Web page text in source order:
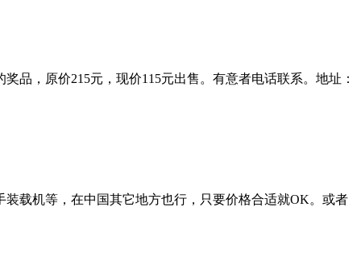
品，原价215元，现价115元出售。有意者电话联系。地址：
载机等，在中国其它地方也行，只要价格合适就OK。或者